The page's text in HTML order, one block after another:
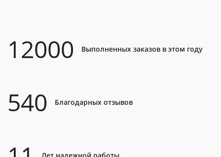
12000 Выполненных заказов в этом году
540 Благодарных отзывов